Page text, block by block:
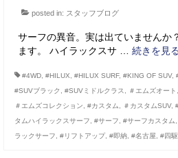
ブログ
イベント
ニュース
スタッフブログ
お客様の声
posted in: スタッフブログ
サーフの異音。実は出ていませんか
ます。 ハイラックスサ … 続きを見る
#4WD #HILUX #HILUX SURF, #KING OF SUV,
#SUVブラック
#SUVミドルクラス ＃エムズオート
＃エムズコレクション
#カスタム ＃カスタムSUV,
タムハイラックスサーフ
#サーフ #サーフカスタム
ラックサーフ
#リフトアップ, #即納 #名古屋 #四駆